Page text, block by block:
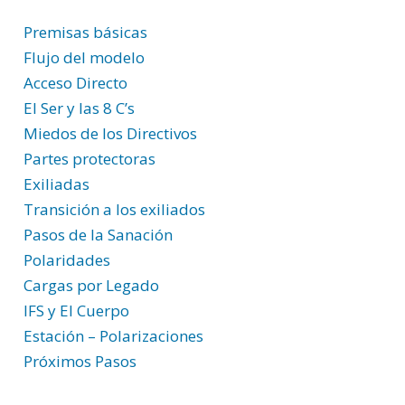
Premisas básicas
Flujo del modelo
Acceso Directo
El Ser y las 8 C’s
Miedos de los Directivos
Partes protectoras
Exiliadas
Transición a los exiliados
Pasos de la Sanación
Polaridades
Cargas por Legado
IFS y El Cuerpo
Estación – Polarizaciones
Próximos Pasos